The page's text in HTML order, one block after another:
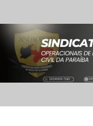
para
conteúdo